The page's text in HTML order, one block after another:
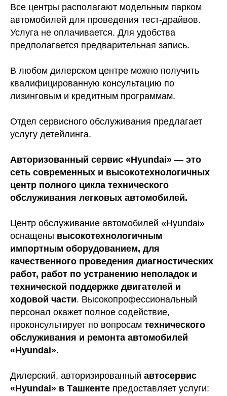
Все центры располагают модельным парком
автомобилей для проведения тест-драйвов.
Услуга не оплачивается. Для удобства
предполагается предварительная запись.
В любом дилерском центре можно получить
квалифицированную консультацию по
лизинговым и кредитным программам.
Отдел сервисного обслуживания предлагает
услугу детейлинга.
Авторизованный сервис «Hyundai» — это
сеть современных и высокотехнологичных
центр полного цикла технического
обслуживания легковых автомобилей.
Центр обслуживание автомобилей «Hyundai»
оснащены высокотехнологичным
импортным оборудованием, для
качественного проведения диагностических
работ, работ по устранению неполадок и
технической поддержке двигателей и
ходовой части. Высокопрофессиональный
персонал окажет полное содействие,
проконсультирует по вопросам технического
обслуживания и ремонта автомобилей
«Hyundai».
Дилерский, авторизированный автосервис
«Hyundai» в Ташкенте предоставляет услуги: